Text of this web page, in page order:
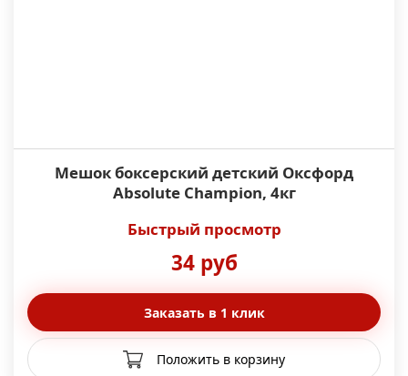
Мешок боксерский детский Оксфорд
Absolute Champion, 4кг
Быстрый просмотр
34 руб
Заказать в 1 клик
Положить в корзину